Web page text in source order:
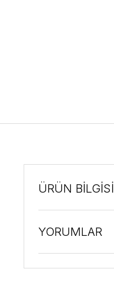
ÜRÜN BİLGİSİ
YORUMLAR